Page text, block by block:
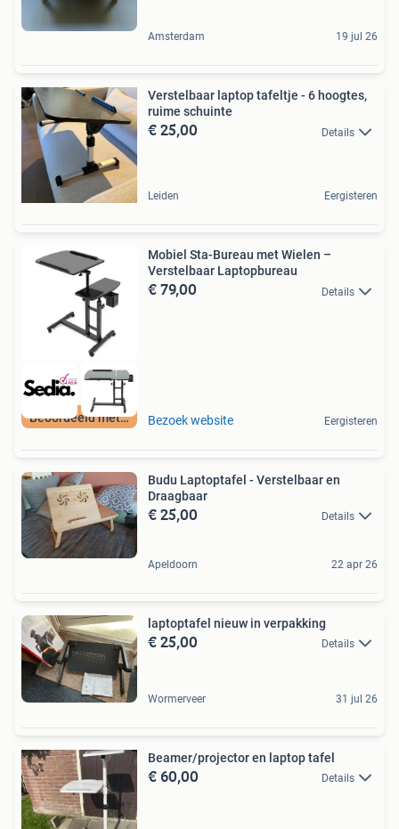
Amsterdam 19 jul 26
Verstelbaar laptop tafeltje - 6 hoogtes,
ruime schuinte
€ 25,00 Details
Leiden Eergisteren
Beoordeeld met 9+
Mobiel Sta-Bureau met Wielen –
Verstelbaar Laptopbureau
€ 79,00 Details
Bezoek website Eergisteren
Budu Laptoptafel - Verstelbaar en
Draagbaar
€ 25,00 Details
Apeldoorn 22 apr 26
laptoptafel nieuw in verpakking
€ 25,00 Details
Wormerveer 31 jul 26
Beamer/projector en laptop tafel
€ 60,00 Details